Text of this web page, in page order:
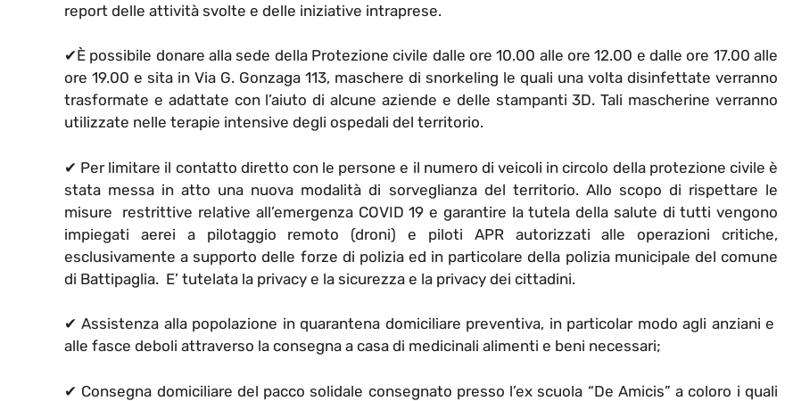
report delle attività svolte e delle iniziative intraprese.
✔È possibile donare alla sede della Protezione civile dalle ore 10.00 alle ore 12.00 e dalle ore 17.00 alle
ore 19.00 e sita in Via G. Gonzaga 113, maschere di snorkeling le quali una volta disinfettate verranno
trasformate e adattate con l’aiuto di alcune aziende e delle stampanti 3D. Tali mascherine verranno
utilizzate nelle terapie intensive degli ospedali del territorio.
✔ Per limitare il contatto diretto con le persone e il numero di veicoli in circolo della protezione civile è
stata messa in atto una nuova modalità di sorveglianza del territorio. Allo scopo di rispettare le
misure restrittive relative all’emergenza COVID 19 e garantire la tutela della salute di tutti vengono
impiegati aerei a pilotaggio remoto (droni) e piloti APR autorizzati alle operazioni critiche,
esclusivamente a supporto delle forze di polizia ed in particolare della polizia municipale del comune
di Battipaglia. E’ tutelata la privacy e la sicurezza e la privacy dei cittadini.
✔ Assistenza alla popolazione in quarantena domiciliare preventiva, in particolar modo agli anziani e
alle fasce deboli attraverso la consegna a casa di medicinali alimenti e beni necessari;
✔ Consegna domiciliare del pacco solidale consegnato presso l’ex scuola “De Amicis” a coloro i quali